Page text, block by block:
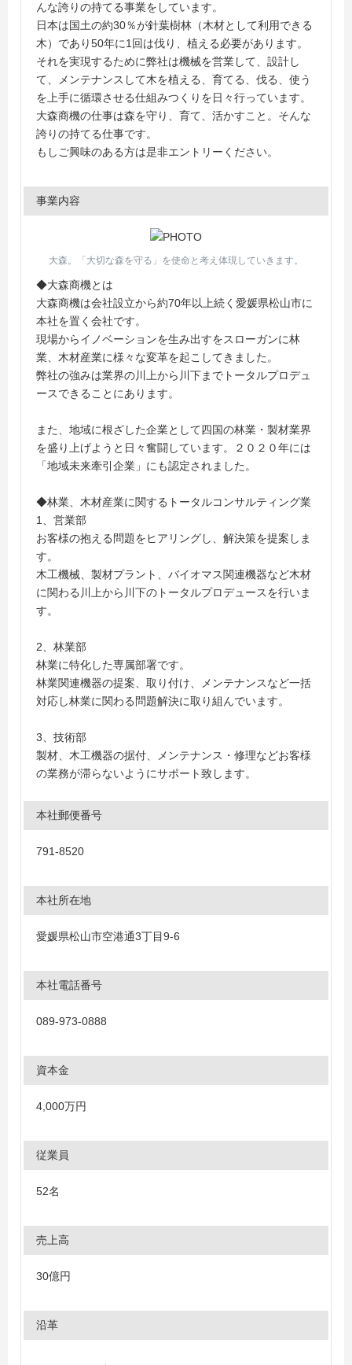
んな誇りの持てる事業をしています。
日本は国土の約30％が針葉樹林（木材として利用できる
木）であり50年に1回は伐り、植える必要があります。
それを実現するために弊社は機械を営業して、設計し
て、メンテナンスして木を植える、育てる、伐る、使う
を上手に循環させる仕組みつくりを日々行っています。
大森商機の仕事は森を守り、育て、活かすこと。そんな
誇りの持てる仕事です。
もしご興味のある方は是非エントリーください。
事業内容
大森。「大切な森を守る」を使命と考え体現していきます。
◆大森商機とは
大森商機は会社設立から約70年以上続く愛媛県松山市に
本社を置く会社です。
現場からイノベーションを生み出すをスローガンに林
業、木材産業に様々な変革を起こしてきました。
弊社の強みは業界の川上から川下までトータルプロデュ
ースできることにあります。
また、地域に根ざした企業として四国の林業・製材業界
を盛り上げようと日々奮闘しています。２０２０年には
「地域未来牽引企業」にも認定されました。
◆林業、木材産業に関するトータルコンサルティング業
1、営業部
お客様の抱える問題をヒアリングし、解決策を提案しま
す。
木工機械、製材プラント、バイオマス関連機器など木材
に関わる川上から川下のトータルプロデュースを行いま
す。
2、林業部
林業に特化した専属部署です。
林業関連機器の提案、取り付け、メンテナンスなど一括
対応し林業に関わる問題解決に取り組んでいます。
3、技術部
製材、木工機器の据付、メンテナンス・修理などお客様
の業務が滞らないようにサポート致します。
本社郵便番号
791-8520
本社所在地
愛媛県松山市空港通3丁目9-6
本社電話番号
089-973-0888
資本金
4,000万円
従業員
52名
売上高
30億円
沿革